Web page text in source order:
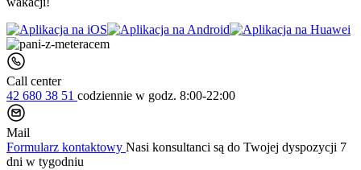
Call center
42 680 38 51 codziennie w godz. 8:00-22:00
Mail
Formularz kontaktowy Nasi konsultanci są do Twojej dyspozycji 7
dni w tygodniu